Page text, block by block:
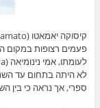
פעמים רצופות במקום
לעומתו, אמי נינומיאה (Ami Ninomiya) היא
לא היתה בתחום עד
ספרי, אך נראה כי בין